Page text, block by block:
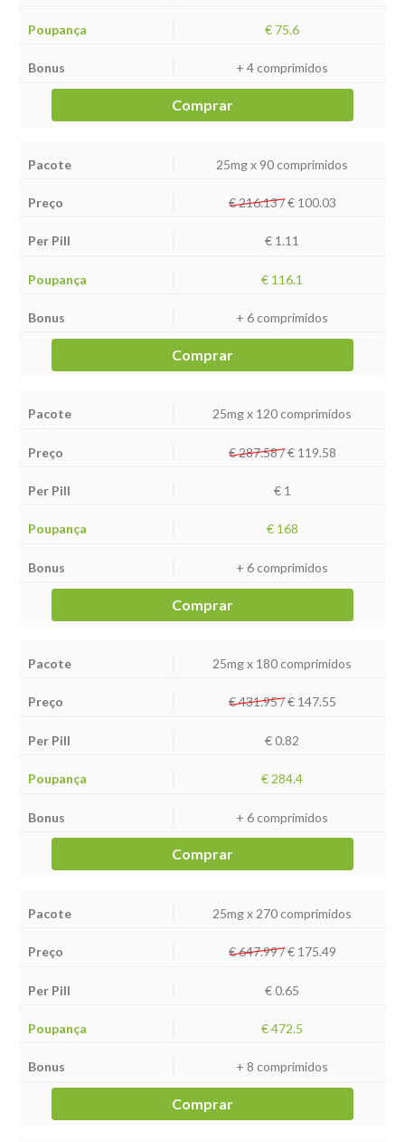
€ 75.6
+ 4 comprimidos
Comprar
25mg x 90 comprimidos
€ 216.13 /€ 100.03
€ 1.11
€ 116.1
+ 6 comprimidos
Comprar
25mg x 120 comprimidos
€ 287.58 /€ 119.58
€ 1
€ 168
+ 6 comprimidos
Comprar
25mg x 180 comprimidos
€ 431.95 /€ 147.55
€ 0.82
€ 284.4
+ 6 comprimidos
Comprar
25mg x 270 comprimidos
€ 647.99 /€ 175.49
€ 0.65
€ 472.5
+ 8 comprimidos
Comprar